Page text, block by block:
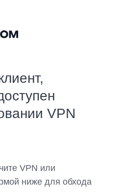
VPN
VPN или
ниже для обхода